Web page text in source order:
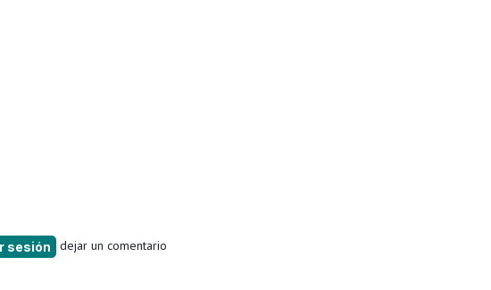
sesión dejar un comentario